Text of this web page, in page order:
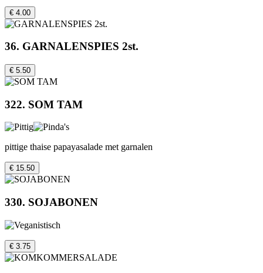
€ 4.00
36. GARNALENSPIES 2st.
€ 5.50
322. SOM TAM
pittige thaise papayasalade met garnalen
€ 15.50
330. SOJABONEN
€ 3.75